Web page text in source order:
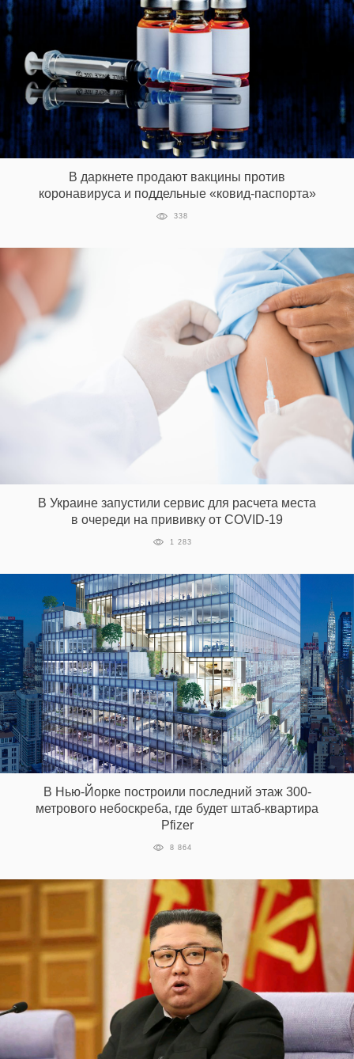
В даркнете продают вакцины против
коронавируса и поддельные «ковид-паспорта»
338
В Украине запустили сервис для расчета места
в очереди на прививку от COVID-19
1 283
В Нью-Йорке построили последний этаж 300-
метрового небоскреба, где будет штаб-квартира
Pfizer
8 864